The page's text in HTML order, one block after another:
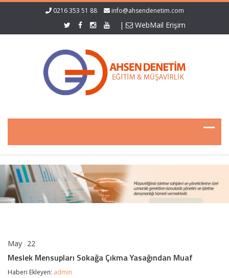
0216 353 51 88 info@ahsendenetim.com
| WebMail Erişim
May 22
Sokağa
Çıkma
Meslek Mensupları Sokağa Çıkma Yasağından Muaf
Haberi Ekleyen: admin